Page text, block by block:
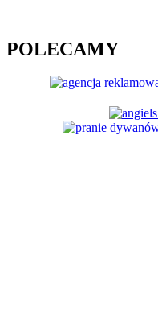
POLECAMY